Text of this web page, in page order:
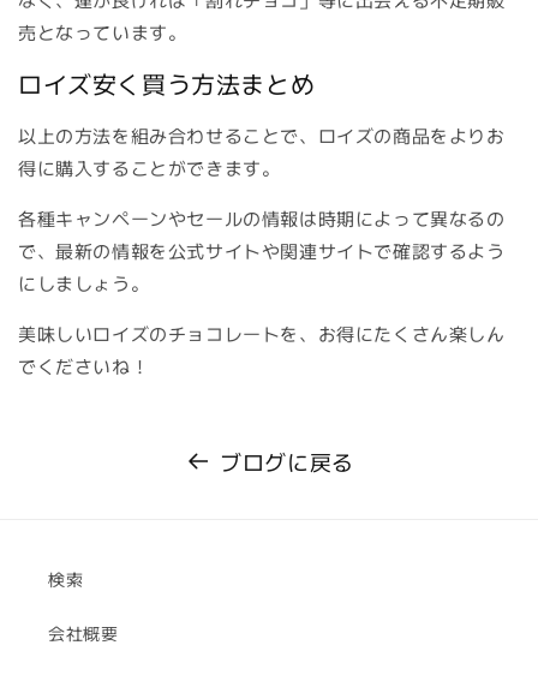
売となっています。
ロイズ安く買う方法まとめ
以上の方法を組み合わせることで、ロイズの商品をよりお
得に購入することができます。
各種キャンペーンやセールの情報は時期によって異なるの
で、最新の情報を公式サイトや関連サイトで確認するよう
にしましょう。
美味しいロイズのチョコレートを、お得にたくさん楽しん
でくださいね！
ブログに戻る
検索
会社概要